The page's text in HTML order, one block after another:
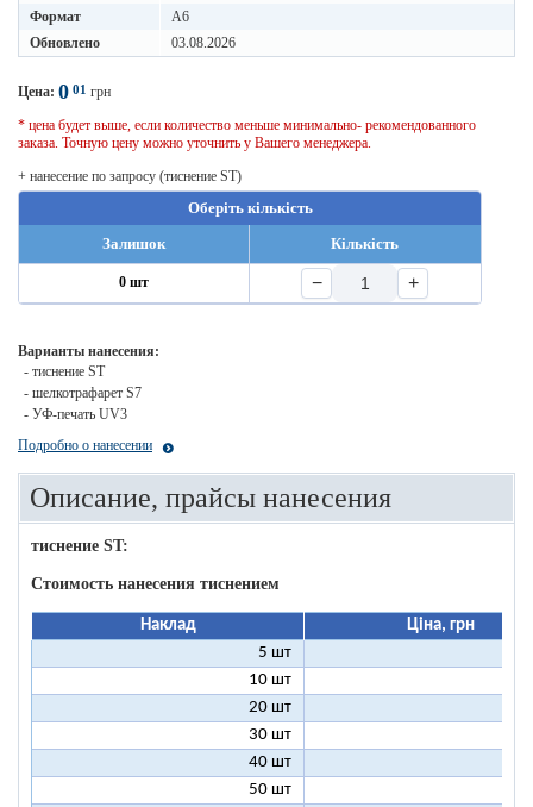
Формат
A6
Обновлено
03.08.2026
Цена: 0 01 грн
* цена будет выше, если количество меньше минимально- рекомендованного
заказа. Точную цену можно уточнить у Вашего менеджера.
+ нанесение по запросу (тиснение ST)
Оберіть кількість
Залишок
Кількість
0 шт − +
Варианты нанесения:
- тиснение ST
- шелкотрафарет S7
- УФ-печать UV3
Подробно о нанесении
Описание, прайсы нанесения
тиснение ST:
Стоимость нанесения тиснением
Наклад
Ціна, грн
5 шт
10 шт
20 шт
30 шт
40 шт
50 шт